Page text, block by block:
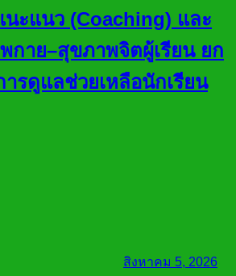
นะแนว (Coaching) และ
กาย–สุขภาพจิตผู้เรียน ยก
รดูแลช่วยเหลือนักเรียน
สิงหาคม 5, 2026